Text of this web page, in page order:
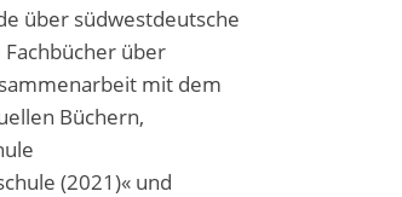
über südwestdeutsche
über
mit dem
Büchern,
(2021)« und